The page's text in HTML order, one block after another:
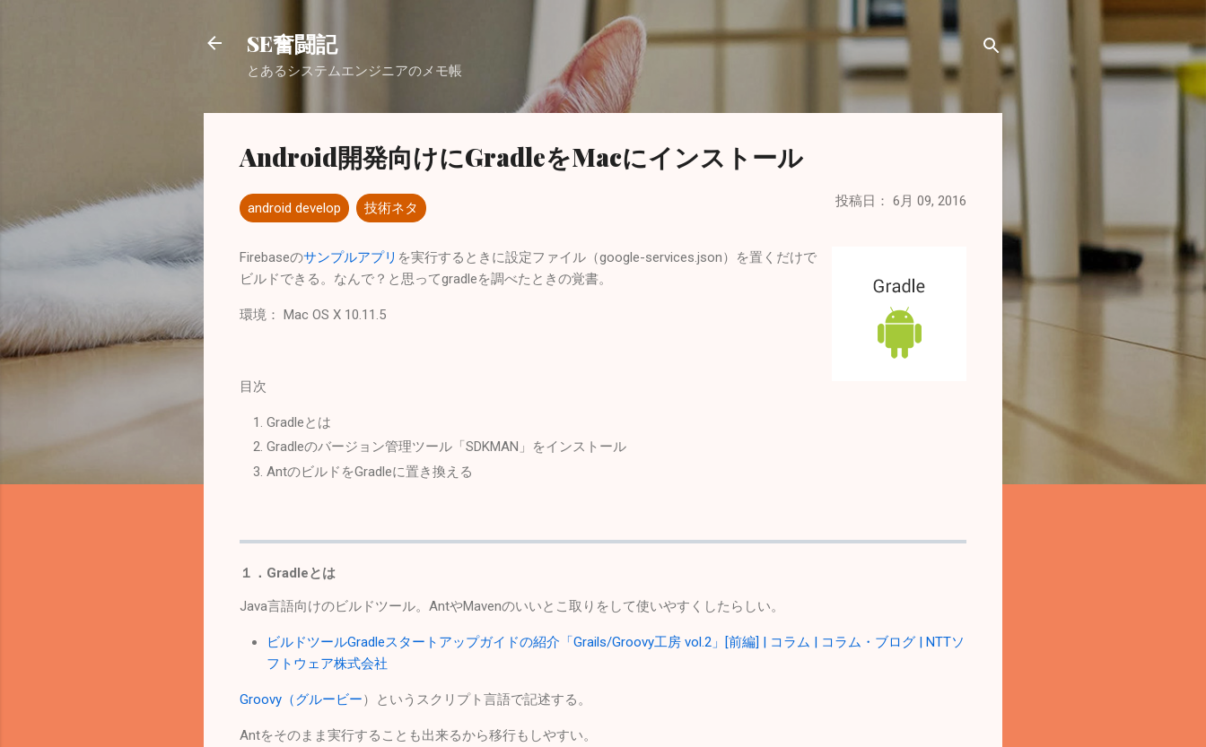
スキップしてメイン コンテンツに移動
SE奮闘記
とあるシステムエンジニアのメモ帳
Android開発向けにGradleをMacにインストール
android develop 技術ネタ 投稿日： 6月 09, 2016
Firebaseのサンプルアプリ を実行するときに設定ファイル（google-services.json）を置くだけで
ビルドできる。なんで？と思ってgradleを調べたときの覚書。
環境： Mac OS X 10.11.5
目次
Gradleとは
Gradleのバージョン管理ツール「SDKMAN」をインストール
AntのビルドをGradleに置き換える
１．Gradleとは
Java言語向けのビルドツール。AntやMavenのいいとこ取りをして使いやすくしたらしい。
ビルドツールGradleスタートアップガイドの紹介「Grails/Groovy工房 vol.2」[前編] | コラム | コラム・ブログ | NTTソ
フトウェア株式会社
Groovy（グルービー）というスクリプト言語で記述する。
Antをそのまま実行することも出来るから移行もしやすい。